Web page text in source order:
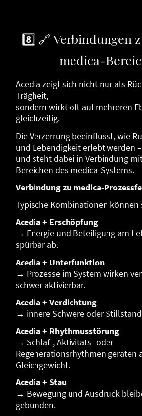
8️⃣ 🔗 Verbindungen
medica-
Acedia zeigt sich nicht nur als
Trägheit,
sondern wirkt oft auf mehreren
gleichzeitig.
Die Verzerrung beeinflusst, wie
und Lebendigkeit erlebt werden –
und steht dabei in Verbindung
Bereichen des medica-Systems.
Verbindung zu medica-
Typische Kombinationen können
Acedia + Erschöpfung
→ Energie und Beteiligung am
spürbar ab.
Acedia + Unterfunktion
→ Prozesse im System wirken
schwer aktivierbar.
Acedia + Verdichtung
→ innere Schwere oder
Acedia + Rhythmusstörung
→ Schlaf-, Aktivitäts- oder
Regenerationsrhythmen geraten
Gleichgewicht.
Acedia + Stau
→ Bewegung und Ausdruck
gebunden.